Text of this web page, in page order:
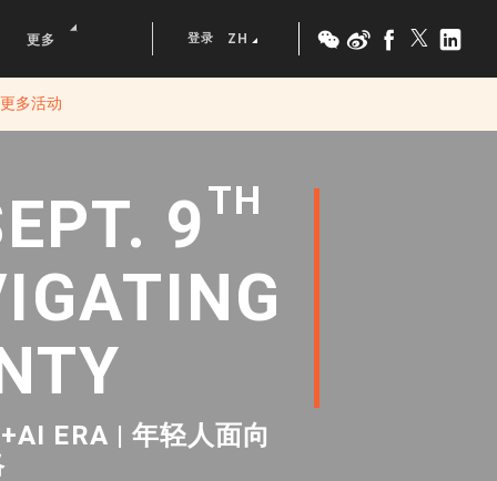
多活动
ZH
登录
更多
9TH
ERA | 年轻人面向